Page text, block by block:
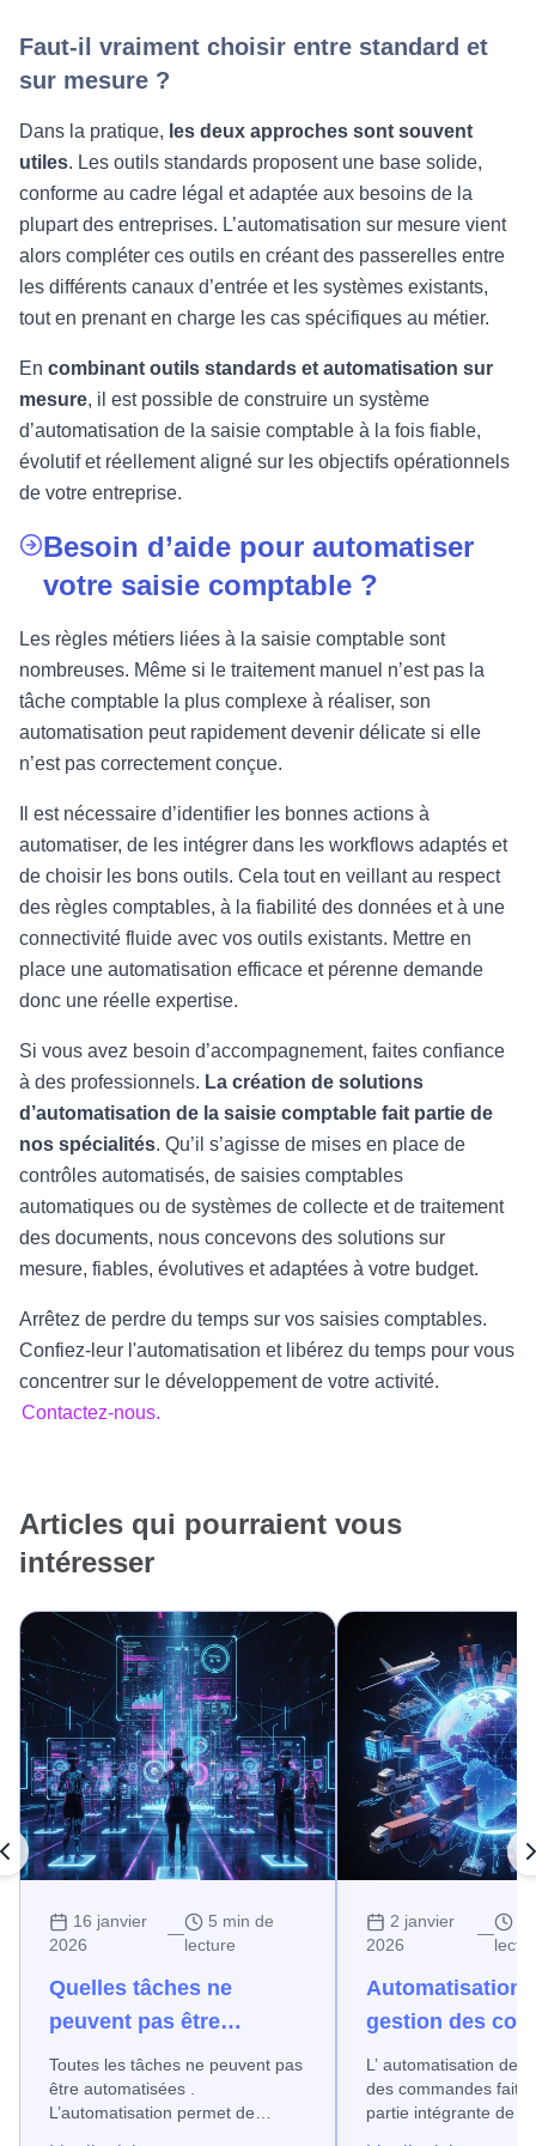
Faut-il vraiment choisir entre standard et
sur mesure ?
Dans la pratique, les deux approches sont souvent
utiles. Les outils standards proposent une base solide,
conforme au cadre légal et adaptée aux besoins de la
plupart des entreprises. L’automatisation sur mesure vient
alors compléter ces outils en créant des passerelles entre
les différents canaux d’entrée et les systèmes existants,
tout en prenant en charge les cas spécifiques au métier.
En combinant outils standards et automatisation sur
mesure, il est possible de construire un système
d’automatisation de la saisie comptable à la fois fiable,
évolutif et réellement aligné sur les objectifs opérationnels
de votre entreprise.
Besoin d’aide pour automatiser
votre saisie comptable ?
Les règles métiers liées à la saisie comptable sont
nombreuses. Même si le traitement manuel n’est pas la
tâche comptable la plus complexe à réaliser, son
automatisation peut rapidement devenir délicate si elle
n’est pas correctement conçue.
Il est nécessaire d’identifier les bonnes actions à
automatiser, de les intégrer dans les workflows adaptés et
de choisir les bons outils. Cela tout en veillant au respect
des règles comptables, à la fiabilité des données et à une
connectivité fluide avec vos outils existants. Mettre en
place une automatisation efficace et pérenne demande
donc une réelle expertise.
Si vous avez besoin d’accompagnement, faites confiance
à des professionnels. La création de solutions
d’automatisation de la saisie comptable fait partie de
nos spécialités. Qu’il s’agisse de mises en place de
contrôles automatisés, de saisies comptables
automatiques ou de systèmes de collecte et de traitement
des documents, nous concevons des solutions sur
mesure, fiables, évolutives et adaptées à votre budget.
Arrêtez de perdre du temps sur vos saisies comptables.
Confiez-leur l'automatisation et libérez du temps pour vous
concentrer sur le développement de votre activité.
Contactez-nous.
Articles qui pourraient vous
intéresser
16 janvier
2026
—
5 min de
lecture
Quelles tâches ne
peuvent pas être
automatisées ?
Toutes les tâches ne peuvent pas
être automatisées .
L’automatisation permet de
2 janvier
2026
—
Automatisation
gestion des
: accélérez les
traitements et
votre entreprise
L’ automatisation de
des commandes fait désormais
partie intégrante de